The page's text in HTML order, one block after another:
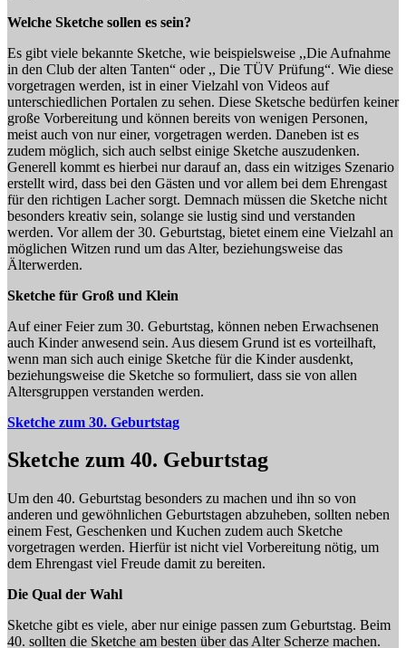
Welche Sketche sollen es sein?
Es gibt viele bekannte Sketche, wie beispielsweise ,,Die Aufnahme
in den Club der alten Tanten“ oder ,, Die TÜV Prüfung“. Wie diese
vorgetragen werden, ist in einer Vielzahl von Videos auf
unterschiedlichen Portalen zu sehen. Diese Sketsche bedürfen keiner
große Vorbereitung und können bereits von wenigen Personen,
meist auch von nur einer, vorgetragen werden. Daneben ist es
zudem möglich, sich auch selbst einige Sketche auszudenken.
Generell kommt es hierbei nur darauf an, dass ein witziges Szenario
erstellt wird, dass bei den Gästen und vor allem bei dem Ehrengast
für den richtigen Lacher sorgt. Demnach müssen die Sketche nicht
besonders kreativ sein, solange sie lustig sind und verstanden
werden. Vor allem der 30. Geburtstag, bietet einem eine Vielzahl an
möglichen Witzen rund um das Alter, beziehungsweise das
Älterwerden.
Sketche für Groß und Klein
Auf einer Feier zum 30. Geburtstag, können neben Erwachsenen
auch Kinder anwesend sein. Aus diesem Grund ist es vorteilhaft,
wenn man sich auch einige Sketche für die Kinder ausdenkt,
beziehungsweise die Sketche so formuliert, dass sie von allen
Altersgruppen verstanden werden.
Sketche zum 30. Geburtstag
Sketche zum 40. Geburtstag
Um den 40. Geburtstag besonders zu machen und ihn so von
anderen und gewöhnlichen Geburtstagen abzuheben, sollten neben
einem Fest, Geschenken und Kuchen zudem auch Sketche
vorgetragen werden. Hierfür ist nicht viel Vorbereitung nötig, um
dem Ehrengast viel Freude damit zu bereiten.
Die Qual der Wahl
Sketche gibt es viele, aber nur einige passen zum Geburtstag. Beim
40. sollten die Sketche am besten über das Alter Scherze machen.